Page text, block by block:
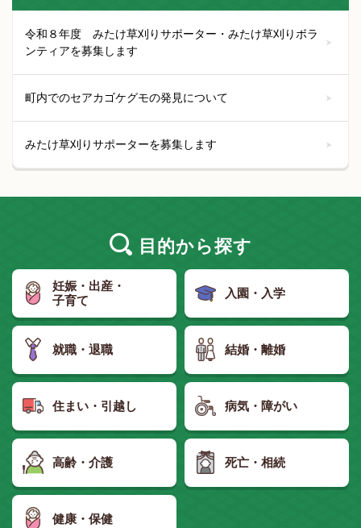
令和８年度 みたけ草刈りサポーター・みたけ草刈りボラ
ンティアを募集します
町内でのセアカゴケグモの発見について
みたけ草刈りサポーターを募集します
目的から探す
妊娠・出産・
子育て
入園・入学
就職・退職 結婚・離婚
住まい・引越し 病気・障がい
高齢・介護 死亡・相続
健康・保健